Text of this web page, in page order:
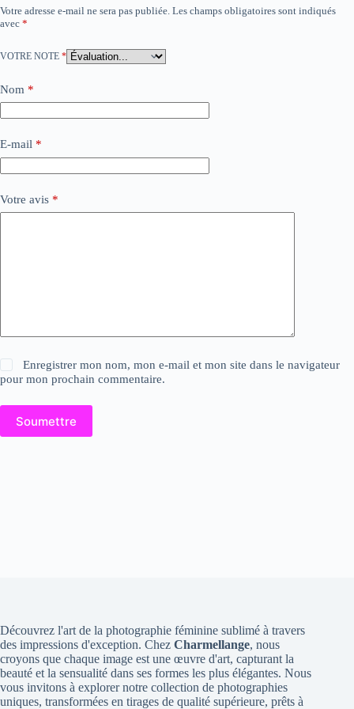
Votre adresse e-mail ne sera pas publiée. Les champs obligatoires sont indiqués
avec *
VOTRE NOTE *
Nom *
E-mail *
Votre avis *
Enregistrer mon nom, mon e-mail et mon site dans le navigateur
pour mon prochain commentaire.
Soumettre
Découvrez l'art de la photographie féminine sublimé à travers
des impressions d'exception. Chez Charmellange, nous
croyons que chaque image est une œuvre d'art, capturant la
beauté et la sensualité dans ses formes les plus élégantes. Nous
vous invitons à explorer notre collection de photographies
uniques, transformées en tirages de qualité supérieure, prêts à